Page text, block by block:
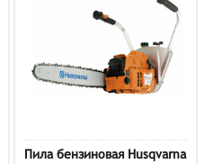
Пила бензиновая Husqvarna